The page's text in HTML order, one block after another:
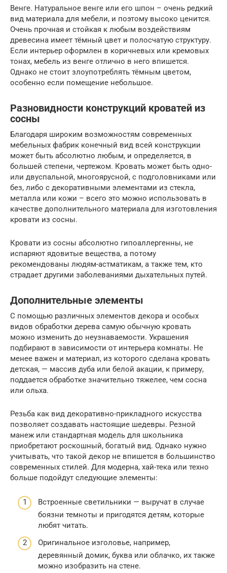
Венге. Натуральное венге или его шпон – очень редкий
вид материала для мебели, и поэтому высоко ценится.
Очень прочная и стойкая к любым воздействиям
древесина имеет тёмный цвет и полосчатую структуру.
Если интерьер оформлен в коричневых или кремовых
тонах, мебель из венге отлично в него впишется.
Однако не стоит злоупотреблять тёмным цветом,
особенно если помещение небольшое.
Разновидности конструкций кроватей из
сосны
Благодаря широким возможностям современных
мебельных фабрик конечный вид всей конструкции
может быть абсолютно любым, и определяется, в
большей степени, чертежом. Кровать может быть одно-
или двуспальной, многоярусной, с подголовниками или
без, либо с декоративными элементами из стекла,
металла или кожи – всего это можно использовать в
качестве дополнительного материала для изготовления
кровати из сосны.
Кровати из сосны абсолютно гипоаллергенны, не
испаряют ядовитые вещества, а потому
рекомендованы людям-астматикам, а также тем, кто
страдает другими заболеваниями дыхательных путей.
Дополнительные элементы
С помощью различных элементов декора и особых
видов обработки дерева самую обычную кровать
можно изменить до неузнаваемости. Украшения
подбирают в зависимости от интерьера комнаты. Не
менее важен и материал, из которого сделана кровать
детская, — массив дуба или белой акации, к примеру,
поддается обработке значительно тяжелее, чем сосна
или ольха.
Резьба как вид декоративно-прикладного искусства
позволяет создавать настоящие шедевры. Резной
манеж или стандартная модель для школьника
приобретают роскошный, богатый вид. Однако нужно
учитывать, что такой декор не впишется в большинство
современных стилей. Для модерна, хай-тека или техно
больше подойдут следующие элементы:
Встроенные светильники — выручат в случае
боязни темноты и пригодятся детям, которые
любят читать.
Оригинальное изголовье, например,
деревянный домик, буква или облачко, их также
можно изобразить на стене.